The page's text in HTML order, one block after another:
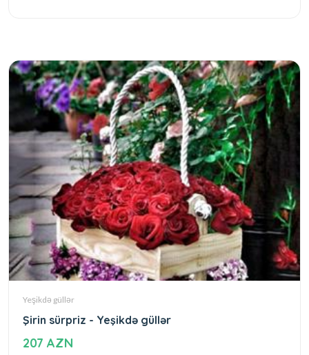
Yeşikdə güllər
Şirin sürpriz - Yeşikdə güllər
207 AZN